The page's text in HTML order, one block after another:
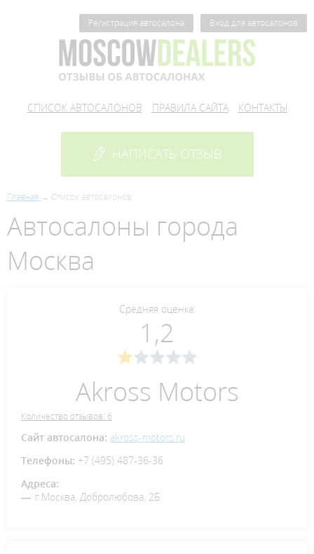
Регистрация автосалона Вход для автосалонов
СПИСОК АВТОСАЛОНОВ ПРАВИЛА САЙТА КОНТАКТЫ
НАПИСАТЬ ОТЗЫВ
Главная Список автосалонов
Автосалоны города
Москва
Средняя оценка:
1,2
Akross Motors
Количество отзывов: 6
Сайт автосалона: akross-motors.ru
Телефоны: +7 (495) 487-36-36.
Адреса:
г.Москва, Добролюбова, 2Б